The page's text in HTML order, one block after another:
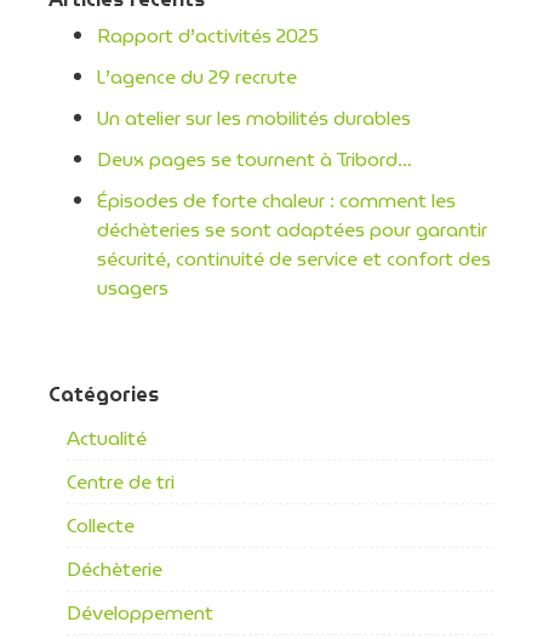
Rapport d’activités 2025
L’agence du 29 recrute
Un atelier sur les mobilités durables
Deux pages se tournent à Tribord…
Épisodes de forte chaleur : comment les
déchèteries se sont adaptées pour garantir
sécurité, continuité de service et confort des
usagers
Catégories
Actualité
Centre de tri
Collecte
Déchèterie
Développement